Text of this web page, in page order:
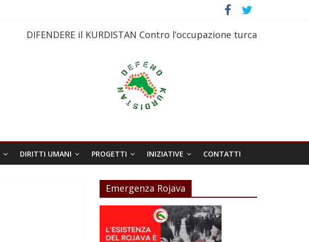
DIFENDERE il KURDISTAN Contro l’occupazione turca
DIRITTI UMANI PROGETTI INIZIATIVE CONTATTI
Emergenza Rojava